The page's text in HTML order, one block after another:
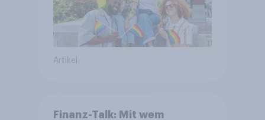
Artikel
Finanz-Talk: Mit wem